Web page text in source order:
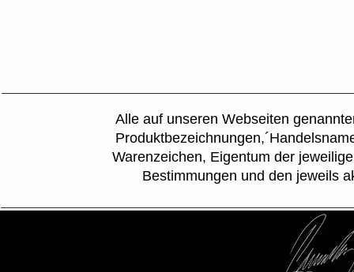
Alle auf unseren Webseiten
Warenzeichen, Eigentum der
Bestimmungen und den jeweils